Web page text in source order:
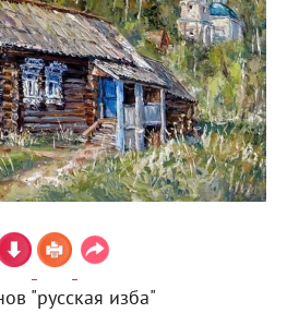
"русская изба"